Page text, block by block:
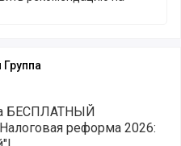
БЕСПЛАТНЫЙ
реформа 2026: